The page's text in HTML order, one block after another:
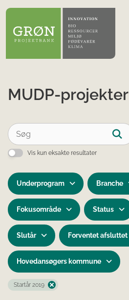
MUDP-projekter
Vis kun eksakte resultater
Underprogram Branche
Fokusområde Status
Slutår Forventet afsluttet
Hovedansøgers kommune
Startår 2019